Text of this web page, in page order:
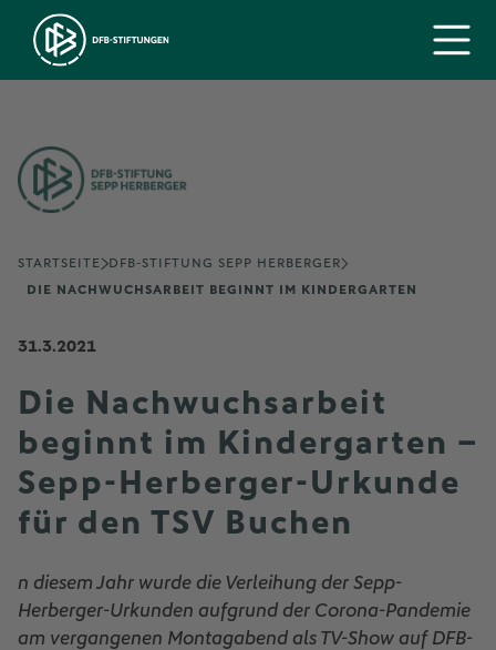
STARTSEITE
DFB-STIFTUNG SEPP HERBERGER
DIE NACHWUCHSARBEIT BEGINNT IM KINDERGARTEN
31.3.2021
Die Nachwuchsarbeit
beginnt im Kindergarten –
Sepp-Herberger-Urkunde
für den TSV Buchen
n diesem Jahr wurde die Verleihung der Sepp-
Herberger-Urkunden aufgrund der Corona-Pandemie
am vergangenen Montagabend als TV-Show auf DFB-